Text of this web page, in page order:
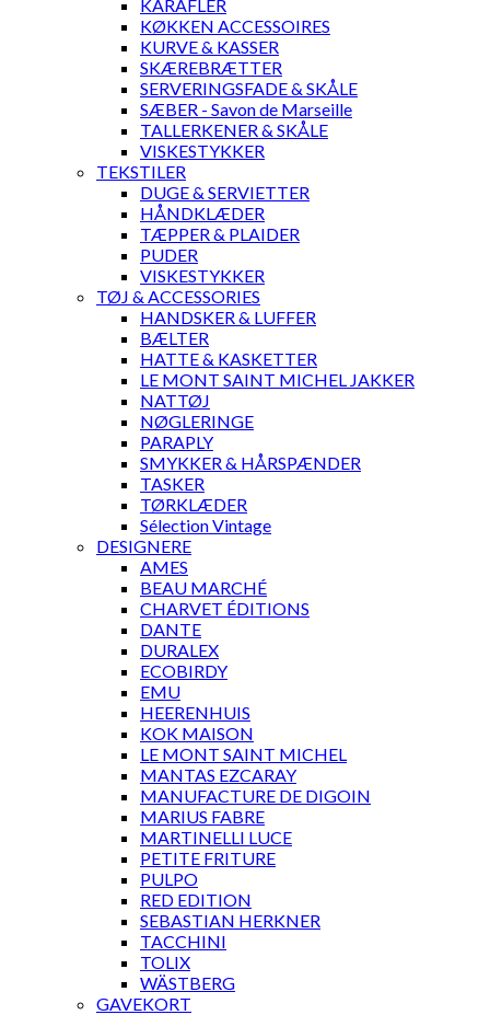
KARAFLER
KØKKEN ACCESSOIRES
KURVE & KASSER
SKÆREBRÆTTER
SERVERINGSFADE & SKÅLE
SÆBER - Savon de Marseille
TALLERKENER & SKÅLE
VISKESTYKKER
TEKSTILER
DUGE & SERVIETTER
HÅNDKLÆDER
TÆPPER & PLAIDER
PUDER
VISKESTYKKER
TØJ & ACCESSORIES
HANDSKER & LUFFER
BÆLTER
HATTE & KASKETTER
LE MONT SAINT MICHEL JAKKER
NATTØJ
NØGLERINGE
PARAPLY
SMYKKER & HÅRSPÆNDER
TASKER
TØRKLÆDER
Sélection Vintage
DESIGNERE
AMES
BEAU MARCHÉ
CHARVET ÉDITIONS
DANTE
DURALEX
ECOBIRDY
EMU
HEERENHUIS
KOK MAISON
LE MONT SAINT MICHEL
MANTAS EZCARAY
MANUFACTURE DE DIGOIN
MARIUS FABRE
MARTINELLI LUCE
PETITE FRITURE
PULPO
RED EDITION
SEBASTIAN HERKNER
TACCHINI
TOLIX
WÄSTBERG
GAVEKORT